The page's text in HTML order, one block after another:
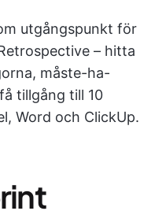
utgångspunkt för
– hitta
måste-ha-
tillgång till 10
Word och ClickUp.